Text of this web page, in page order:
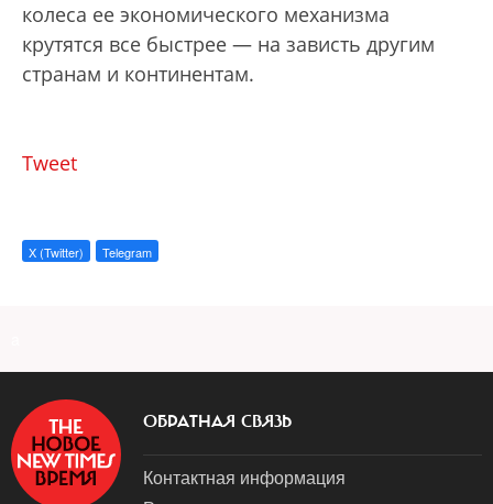
колеса ее экономического механизма
крутятся все быстрее — на зависть другим
странам и континентам.
Tweet
X (Twitter) Telegram
ОБРАТНАЯ СВЯЗЬ
Контактная информация